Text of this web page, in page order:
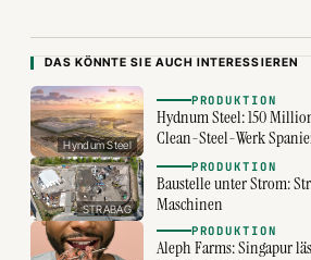
DAS KÖNNTE SIE AUCH INTERESSIEREN
Hyndum Steel
PRODUKTION
Hydnum Steel: 150
Clean-Steel-Werk
STRABAG
PRODUKTION
Baustelle unter Strom:
Maschinen
PRODUKTION
Aleph Farms: Singapur